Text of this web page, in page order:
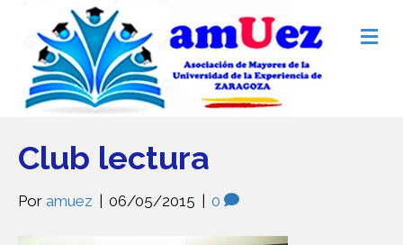
M
e
Club lectura
Por amuez 06/05/2015 0